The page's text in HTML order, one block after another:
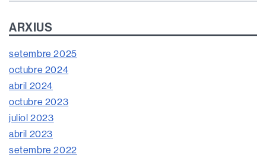
ARXIUS
setembre 2025
octubre 2024
abril 2024
octubre 2023
juliol 2023
abril 2023
setembre 2022